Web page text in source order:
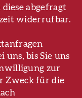
abgefragt
widerrufbar.
uns, bis Sie uns
zur
Zweck für die